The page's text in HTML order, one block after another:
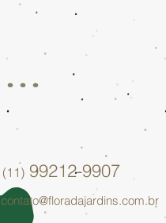
. . .
(11) 99212-9907
contato@floradajardins.com.br